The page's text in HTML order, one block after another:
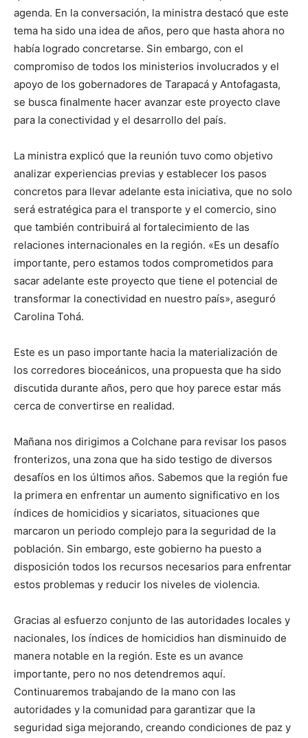
agenda. En la conversación, la ministra destacó que este
tema ha sido una idea de años, pero que hasta ahora no
había logrado concretarse. Sin embargo, con el
compromiso de todos los ministerios involucrados y el
apoyo de los gobernadores de Tarapacá y Antofagasta,
se busca finalmente hacer avanzar este proyecto clave
para la conectividad y el desarrollo del país.
La ministra explicó que la reunión tuvo como objetivo
analizar experiencias previas y establecer los pasos
concretos para llevar adelante esta iniciativa, que no solo
será estratégica para el transporte y el comercio, sino
que también contribuirá al fortalecimiento de las
relaciones internacionales en la región. «Es un desafío
importante, pero estamos todos comprometidos para
sacar adelante este proyecto que tiene el potencial de
transformar la conectividad en nuestro país», aseguró
Carolina Tohá.
Este es un paso importante hacia la materialización de
los corredores bioceánicos, una propuesta que ha sido
discutida durante años, pero que hoy parece estar más
cerca de convertirse en realidad.
Mañana nos dirigimos a Colchane para revisar los pasos
fronterizos, una zona que ha sido testigo de diversos
desafíos en los últimos años. Sabemos que la región fue
la primera en enfrentar un aumento significativo en los
índices de homicidios y sicariatos, situaciones que
marcaron un periodo complejo para la seguridad de la
población. Sin embargo, este gobierno ha puesto a
disposición todos los recursos necesarios para enfrentar
estos problemas y reducir los niveles de violencia.
Gracias al esfuerzo conjunto de las autoridades locales y
nacionales, los índices de homicidios han disminuido de
manera notable en la región. Este es un avance
importante, pero no nos detendremos aquí.
Continuaremos trabajando de la mano con las
autoridades y la comunidad para garantizar que la
seguridad siga mejorando, creando condiciones de paz y